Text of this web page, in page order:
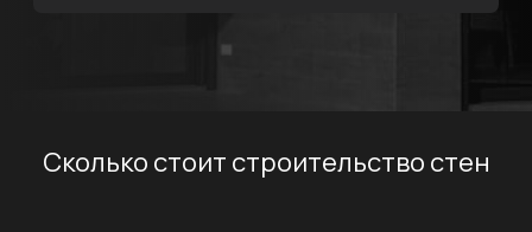
Сколько стоит строительство стен